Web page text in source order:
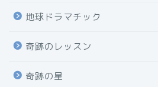
地球ドラマチック
奇跡のレッスン
奇跡の星